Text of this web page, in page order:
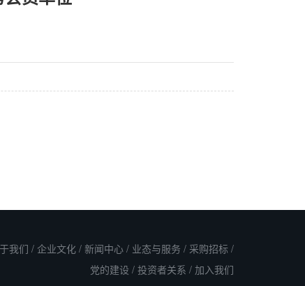
我们 / 企业文化 / 新闻中心 / 业态与服务 / 采购招标 /
党的建设 / 投资者关系 / 加入我们